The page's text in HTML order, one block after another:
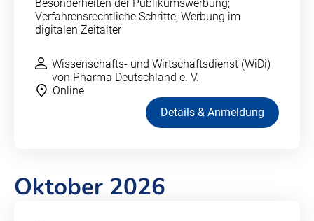
Besonderheiten der Publikumswerbung;
Verfahrensrechtliche Schritte; Werbung im
digitalen Zeitalter
Wissenschafts- und Wirtschaftsdienst (WiDi)
von Pharma Deutschland e. V.
Online
Details & Anmeldung
Oktober 2026